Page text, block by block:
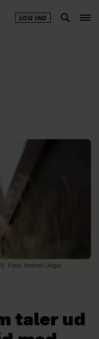
LOG IND
Foto: Anthon Unger
taler ud